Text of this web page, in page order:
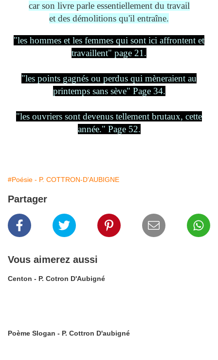
car son livre parle essentiellement du travail
et des démolitions qu'il entraîne.
"les hommes et les femmes qui sont ici affrontent et
travaillent" page 21.
"les points gagnés ou perdus qui mèneraient au
printemps sans sève" Page 34.
"les ouvriers sont devenus tellement brutaux, cette
année." Page 52.
#Poésie - P. COTTRON-D'AUBIGNE
Partager
Vous aimerez aussi
Centon - P. Cotron D'Aubigné
Poème Slogan - P. Cottron D'aubigné